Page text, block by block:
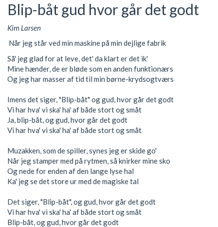
Blip-båt gud hvor går det godt
Kim Larsen
Når jeg står ved min maskine på min dejlige fabrik
Så' jeg glad for at leve, det' da klart er det ik'
Mine hænder, de er bløde som en anden funktionærs
Og jeg har masser af tid til min børne-krydsogtværs
Imens det siger, "Blip-båt" og gud, hvor går det godt
Vi har hva' vi ska' ha' af både stort og småt
Ja, blip-båt, og gud, hvor går det godt
Vi har hva' vi ska' ha' af både stort og småt
Muzakken, som de spiller, synes jeg er skide go'
Når jeg stamper med på rytmen, så knirker mine sko
Og nede for enden af den lange lyse hal
Ka' jeg se det store ur med de magiske tal
Det siger, "Blip-båt", og gud, hvor går det godt
Vi har hva' vi ska' ha' af både stort og småt
Blip-båt, og gud, hvor går det godt